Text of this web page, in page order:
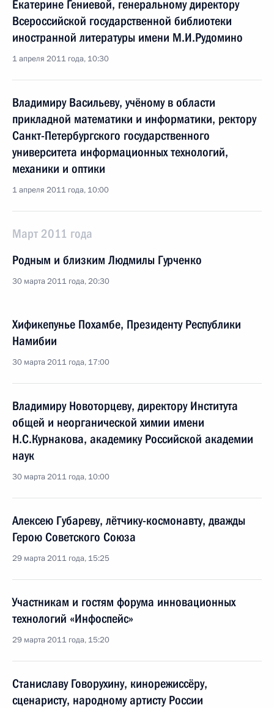
Екатерине Гениевой, генеральному директору
Всероссийской государственной библиотеки
иностранной литературы имени М.И.Рудомино
1 апреля 2011 года, 10:30
Владимиру Васильеву, учёному в области
прикладной математики и информатики, ректору
Санкт-Петербургского государственного
университета информационных технологий,
механики и оптики
1 апреля 2011 года, 10:00
Март 2011 года
Родным и близким Людмилы Гурченко
30 марта 2011 года, 20:30
Хификепунье Похамбе, Президенту Республики
Намибии
30 марта 2011 года, 17:00
Владимиру Новоторцеву, директору Института
общей и неорганической химии имени
Н.С.Курнакова, академику Российской академии
наук
30 марта 2011 года, 10:00
Алексею Губареву, лётчику-космонавту, дважды
Герою Советского Союза
29 марта 2011 года, 15:25
Участникам и гостям форума инновационных
технологий «Инфоспейс»
29 марта 2011 года, 15:20
Станиславу Говорухину, кинорежиссёру,
сценаристу, народному артисту России